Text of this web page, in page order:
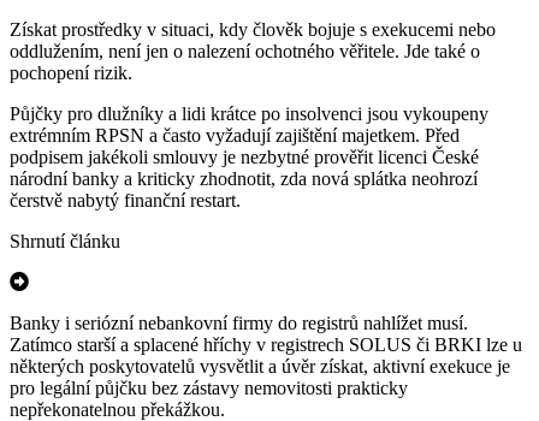
Získat prostředky v situaci, kdy člověk bojuje s exekucemi nebo
oddlužením, není jen o nalezení ochotného věřitele. Jde také o
pochopení rizik.
Půjčky pro dlužníky a lidi krátce po insolvenci jsou vykoupeny
extrémním RPSN a často vyžadují zajištění majetkem. Před
podpisem jakékoli smlouvy je nezbytné prověřit licenci České
národní banky a kriticky zhodnotit, zda nová splátka neohrozí
čerstvě nabytý finanční restart.
Shrnutí článku
Banky i seriózní nebankovní firmy do registrů nahlížet musí.
Zatímco starší a splacené hříchy v registrech SOLUS či BRKI lze u
některých poskytovatelů vysvětlit a úvěr získat, aktivní exekuce je
pro legální půjčku bez zástavy nemovitosti prakticky
nepřekonatelnou překážkou.